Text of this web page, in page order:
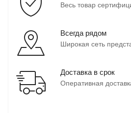
Весь товар
Всегда рядом
Широкая сеть
Доставка в срок
Оперативная